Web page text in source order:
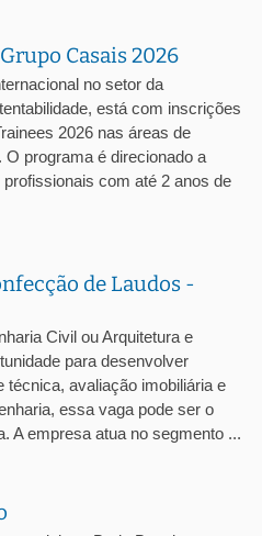
Casais 2026
no setor da
está com inscrições
2026 nas áreas de
O programa é direcionado a
com até 2 anos de
de Laudos -
Civil ou Arquitetura e
para desenvolver
técnica, avaliação imobiliária e
essa vaga pode ser o
A empresa atua no segmento ...